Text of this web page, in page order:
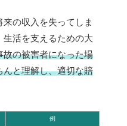
の収入を失ってしま
生活を支えるための大
故の被害者になった場
と理解し、適切な賠
例